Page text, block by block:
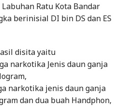
Ratu Kota Bandar
berinisial DI bin DS dan ES
disita yaitu
narkotika Jenis daun ganja
narkotika jenis daun ganja
dan dua buah Handphon,